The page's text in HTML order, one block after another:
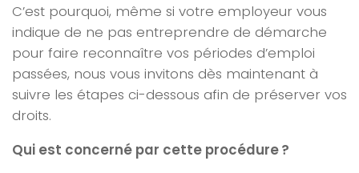
C’est pourquoi, même si votre employeur vous
indique de ne pas entreprendre de démarche
pour faire reconnaître vos périodes d’emploi
passées, nous vous invitons dès maintenant à
suivre les étapes ci-dessous afin de préserver vos
droits.
Qui est concerné par cette procédure ?